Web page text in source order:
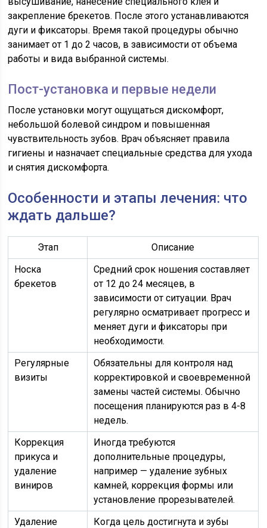
закрепление брекетов. После этого устанавливаются
дуги и фиксаторы. Время такой процедуры обычно
занимает от 1 до 2 часов, в зависимости от объема
работы и вида выбранной системы.
Пост-установка и первые недели
После установки могут ощущаться дискомфорт,
небольшой болевой синдром и повышенная
чувствительность зубов. Врач объясняет правила
гигиены и назначает специальные средства для ухода
и снятия дискомфорта.
Особенности и этапы лечения: что
ждать дальше?
Этап
Описание
Носка
брекетов
Средний срок ношения составляет
от 12 до 24 месяцев, в
зависимости от ситуации. Врач
регулярно осматривает прогресс и
меняет дуги и фиксаторы при
необходимости.
Регулярные
визиты
Обязательны для контроля над
корректировкой и своевременной
замены частей системы. Обычно
посещения планируются раз в 4-8
недель.
Коррекция
прикуса и
удаление
виниров
Иногда требуются
дополнительные процедуры,
например — удаление зубных
камней, коррекция формы или
установление прорезывателей.
Удаление
Когда цель достигнута и зубы